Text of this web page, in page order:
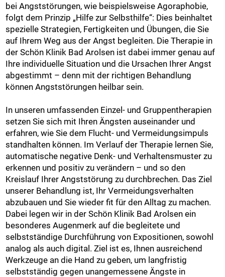
bei Angststörungen, wie beispielsweise Agoraphobie,
folgt dem Prinzip „Hilfe zur Selbsthilfe“: Dies beinhaltet
spezielle Strategien, Fertigkeiten und Übungen, die Sie
auf Ihrem Weg aus der Angst begleiten. Die Therapie in
der Schön Klinik Bad Arolsen ist dabei immer genau auf
Ihre individuelle Situation und die Ursachen Ihrer Angst
abgestimmt – denn mit der richtigen Behandlung
können Angststörungen heilbar sein.
In unseren umfassenden Einzel- und Gruppentherapien
setzen Sie sich mit Ihren Ängsten auseinander und
erfahren, wie Sie dem Flucht- und Vermeidungsimpuls
standhalten können. Im Verlauf der Therapie lernen Sie,
automatische negative Denk- und Verhaltensmuster zu
erkennen und positiv zu verändern – und so den
Kreislauf Ihrer Angststörung zu durchbrechen. Das Ziel
unserer Behandlung ist, Ihr Vermeidungsverhalten
abzubauen und Sie wieder fit für den Alltag zu machen.
Dabei legen wir in der Schön Klinik Bad Arolsen ein
besonderes Augenmerk auf die begleitete und
selbstständige Durchführung von Expositionen, sowohl
analog als auch digital. Ziel ist es, Ihnen ausreichend
Werkzeuge an die Hand zu geben, um langfristig
selbstständig gegen unangemessene Ängste in